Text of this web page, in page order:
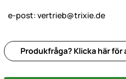
e-post:vertrieb@trixie.de
Produkfråga? Klicka här